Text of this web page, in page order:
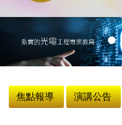
焦點報導
演講公告